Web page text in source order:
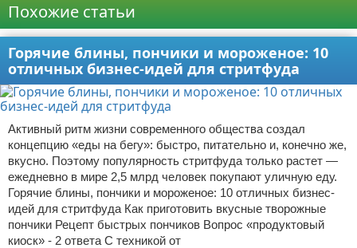
Похожие статьи
Горячие блины, пончики и мороженое: 10
отличных бизнес-идей для стритфуда
Активный ритм жизни современного общества создал
концепцию «еды на бегу»: быстро, питательно и, конечно же,
вкусно. Поэтому популярность стритфуда только растет —
ежедневно в мире 2,5 млрд человек покупают уличную еду.
Горячие блины, пончики и мороженое: 10 отличных бизнес-
идей для стритфуда Как приготовить вкусные творожные
пончики Рецепт быстрых пончиков Вопрос «продуктовый
киоск» - 2 ответа С техникой от